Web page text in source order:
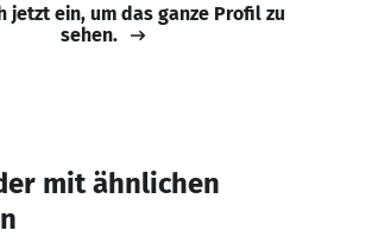
jetzt ein, um das ganze Profil zu
sehen.
mit ähnlichen